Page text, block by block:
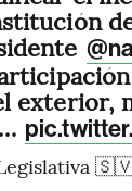
exterior,
🇸🇻